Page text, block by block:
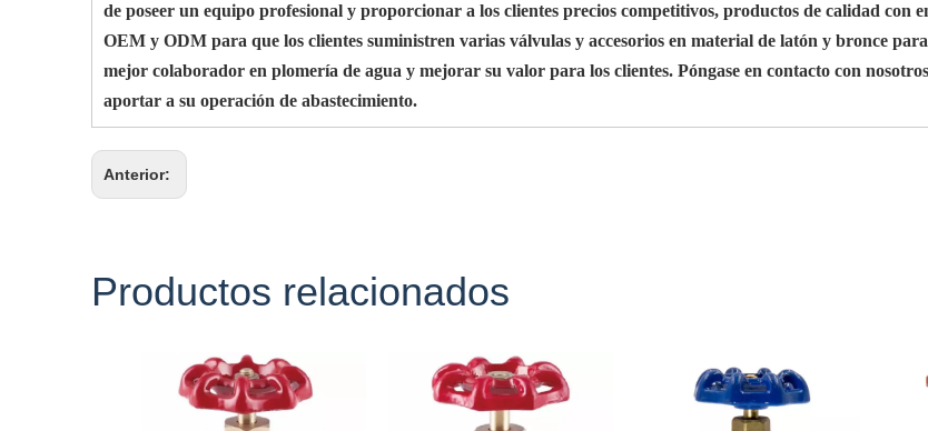
de poseer un equipo profesional y proporcionar a los clientes precios competitivos, productos de calidad con
OEM y ODM para que los clientes suministren varias válvulas y accesorios en material de latón y bronce
mejor colaborador en plomería de agua y mejorar su valor para los clientes. Póngase en contacto con
aportar a su operación de abastecimiento.
Anterior:
Productos relacionados